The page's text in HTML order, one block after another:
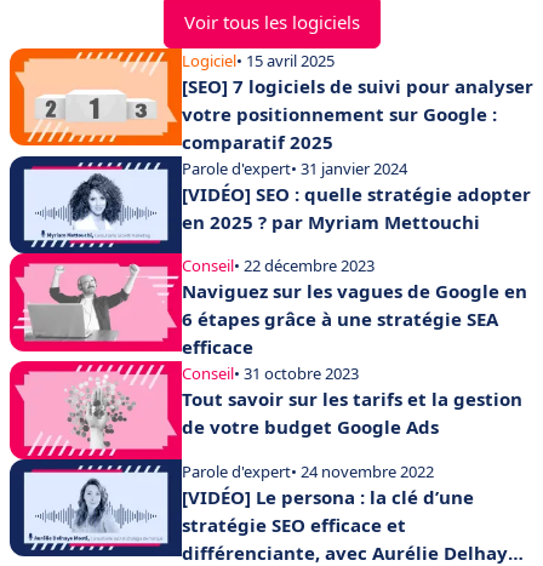
Voir tous les logiciels
Logiciel• 15 avril 2025
[SEO] 7 logiciels de suivi pour analyser
votre positionnement sur Google :
comparatif 2025
Parole d'expert• 31 janvier 2024
[VIDÉO] SEO : quelle stratégie adopter
en 2025 ? par Myriam Mettouchi
Conseil• 22 décembre 2023
Naviguez sur les vagues de Google en
6 étapes grâce à une stratégie SEA
efficace
Conseil• 31 octobre 2023
Tout savoir sur les tarifs et la gestion
de votre budget Google Ads
Parole d'expert• 24 novembre 2022
[VIDÉO] Le persona : la clé d’une
stratégie SEO efficace et
différenciante, avec Aurélie Delhaye